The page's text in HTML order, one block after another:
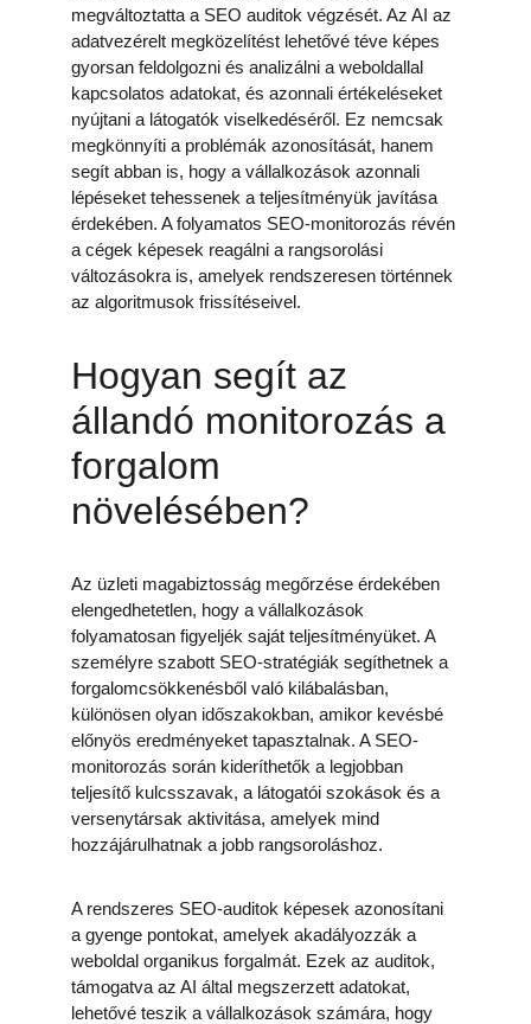
megváltoztatta a SEO auditok végzését. Az AI az
adatvezérelt megközelítést lehetővé téve képes
gyorsan feldolgozni és analizálni a weboldallal
kapcsolatos adatokat, és azonnali értékeléseket
nyújtani a látogatók viselkedéséről. Ez nemcsak
megkönnyíti a problémák azonosítását, hanem
segít abban is, hogy a vállalkozások azonnali
lépéseket tehessenek a teljesítményük javítása
érdekében. A folyamatos SEO-monitorozás révén
a cégek képesek reagálni a rangsorolási
változásokra is, amelyek rendszeresen történnek
az algoritmusok frissítéseivel.
Hogyan segít az
állandó monitorozás a
forgalom
növelésében?
Az üzleti magabiztosság megőrzése érdekében
elengedhetetlen, hogy a vállalkozások
folyamatosan figyeljék saját teljesítményüket. A
személyre szabott SEO-stratégiák segíthetnek a
forgalomcsökkenésből való kilábalásban,
különösen olyan időszakokban, amikor kevésbé
előnyös eredményeket tapasztalnak. A SEO-
monitorozás során kideríthetők a legjobban
teljesítő kulcsszavak, a látogatói szokások és a
versenytársak aktivitása, amelyek mind
hozzájárulhatnak a jobb rangsoroláshoz.
A rendszeres SEO-auditok képesek azonosítani
a gyenge pontokat, amelyek akadályozzák a
weboldal organikus forgalmát. Ezek az auditok,
támogatva az AI által megszerzett adatokat,
lehetővé teszik a vállalkozások számára, hogy